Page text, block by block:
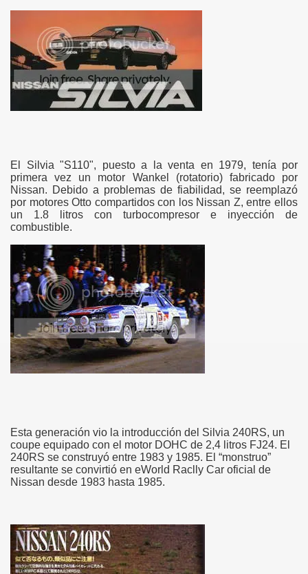
El Silvia "S110", puesto a la venta en 1979, tenía por
primera vez un motor Wankel (rotatorio) fabricado por
Nissan. Debido a problemas de fiabilidad, se reemplazó
por motores Otto compartidos con los Nissan Z, entre ellos
un 1.8 litros con turbocompresor e inyección de
combustible.
Esta generación vio la introducción del Silvia 240RS, un
coupe equipado con el motor DOHC de 2,4 litros FJ24. El
240RS se construyó entre 1983 y 1985. El “monstruo”
resultante se convirtió en eWorld Raclly Car oficial de
Nissan desde 1983 hasta 1985.